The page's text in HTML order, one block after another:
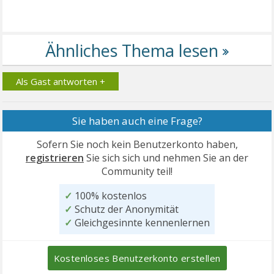
Als Gast antworten +
Sie haben auch eine Frage?
Sofern Sie noch kein Benutzerkonto haben,
registrieren Sie sich sich und nehmen Sie an der
Community teil!
✓ 100% kostenlos
✓ Schutz der Anonymität
✓ Gleichgesinnte kennenlernen
Kostenloses Benutzerkonto erstellen